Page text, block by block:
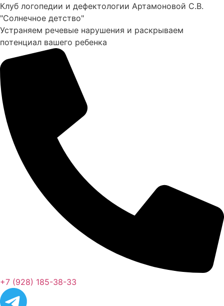
Перейти
к
содержимому
Клуб логопедии и дефектологии Артамоновой С.В.
"Солнечное детство"
Устраняем речевые нарушения и раскрываем
потенциал вашего ребенка
+7 (928) 185-38-33